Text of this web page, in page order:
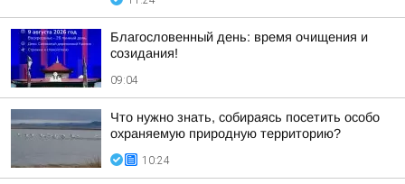
Благословенный день: время очищения и
созидания!
09:04
Что нужно знать, собираясь посетить особо
охраняемую природную территорию?
10:24